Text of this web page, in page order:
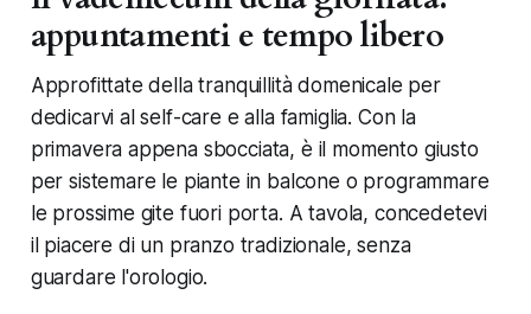
appuntamenti e tempo libero
Approfittate della tranquillità domenicale per
dedicarvi al self-care e alla famiglia. Con la
primavera appena sbocciata, è il momento giusto
per sistemare le piante in balcone o programmare
le prossime gite fuori porta. A tavola, concedetevi
il piacere di un pranzo tradizionale, senza
guardare l'orologio.